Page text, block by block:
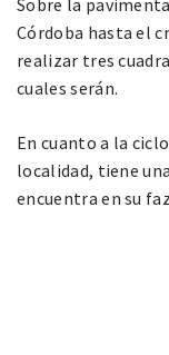
Córdoba hasta el
realizar tres
cuales serán.
En cuanto a la
localidad, tiene
encuentra en su